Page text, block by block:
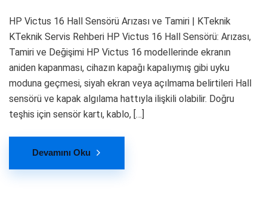
HP Victus 16 Hall Sensörü Arızası ve Tamiri | KTeknik
KTeknik Servis Rehberi HP Victus 16 Hall Sensörü: Arızası,
Tamiri ve Değişimi HP Victus 16 modellerinde ekranın
aniden kapanması, cihazın kapağı kapalıymış gibi uyku
moduna geçmesi, siyah ekran veya açılmama belirtileri Hall
sensörü ve kapak algılama hattıyla ilişkili olabilir. Doğru
teşhis için sensör kartı, kablo, […]
Devamını Oku